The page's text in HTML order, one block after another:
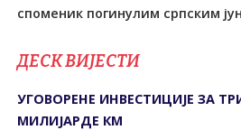
споменик погинулим српским
ДЕСК ВИЈЕСТИ
УГОВОРЕНЕ ИНВЕСТИЦИЈЕ ЗА
МИЛИЈАРДЕ КМ